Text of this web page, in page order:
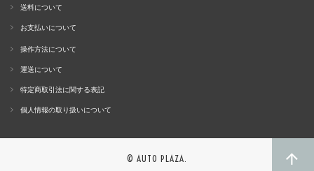
送料について
お支払いについて
操作方法について
運送について
特定商取引法に関する表記
個人情報の取り扱いについて
© AUTO PLAZA.